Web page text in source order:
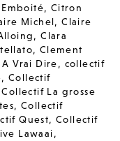
, Citron
Michel,Claire
,Clara
, Clement
Vrai Dire, collectif
,Collectif
Collectif La grosse
,Collectif
Quest,Collectif
Lawaai,